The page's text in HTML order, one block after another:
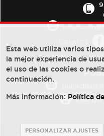
684 126
Esta web utiliza varios
la mejor experiencia de
el uso de las cookies o
continuación.
Más información: Política
PERSONALIZAR AJUSTES